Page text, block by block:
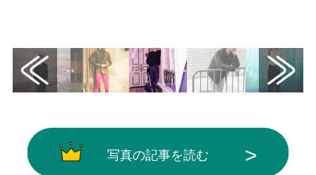
写真の記事を読む